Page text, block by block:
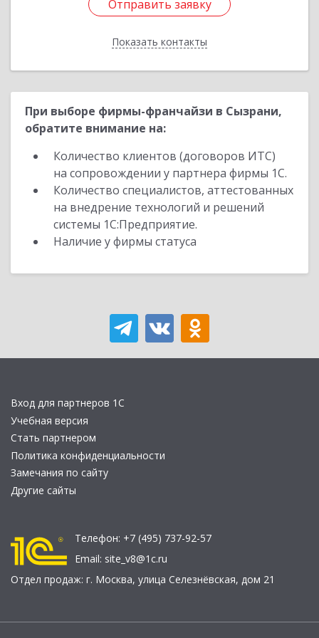
Отправить заявку
Показать контакты
Отправить заявку
Назад
При выборе фирмы-франчайзи в Сызрани,
обратите внимание на:
Количество клиентов (договоров ИТС)
на сопровождении у партнера фирмы 1С.
Количество специалистов, аттестованных
на внедрение технологий и решений
системы 1С:Предприятие.
Наличие у фирмы статуса
Вход для партнеров 1С
Учебная версия
Стать партнером
Политика конфиденциальности
Замечания по сайту
Другие сайты
Телефон: +7 (495) 737-92-57
Email: site_v8@1c.ru
Отдел продаж: г. Москва, улица Селезнёвская, дом 21